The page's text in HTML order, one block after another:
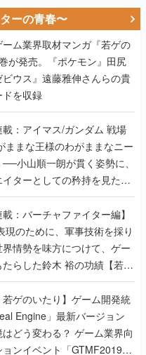
が発売。『ポケモン』田尻
ウス』遠藤雅伸さんらの貴
を収録
：アイマス/ガンダム 戦場
まな王様のわがままなニー
──小山順一朗が貫く姿勢に、
イターとしての矜持を見た
最終回】
：バーチャファイター編】
現のために、軍事技術を採り
情勢を味方につけて、ゲー
たらした鈴木 裕の功績【若ゲ
若ゲのいたり】ゲーム開発統
Engine」最新バージョン
どう変わる？ ゲーム業界向
ョンイベント「GTMF2019」
理解を深めよう【PR】
：サイバーコネクトツー
任はオレが取る。だから、